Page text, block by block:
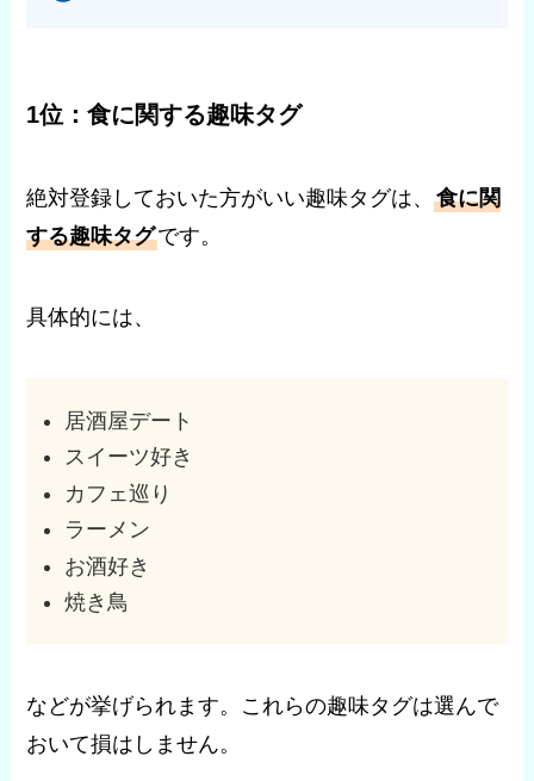
1位：食に関する趣味タグ
絶対登録しておいた方がいい趣味タグは、食に関
する趣味タグです。
具体的には、
居酒屋デート
スイーツ好き
カフェ巡り
ラーメン
お酒好き
焼き鳥
などが挙げられます。これらの趣味タグは選んで
おいて損はしません。